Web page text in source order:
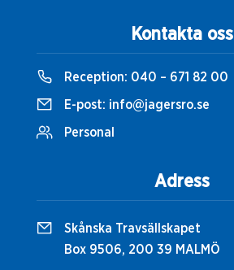
Kontakta oss
Reception: 040 – 671 82 00
E-post: info@jagersro.se
Personal
Adress
Skånska Travsällskapet
Box 9506, 200 39 MALMÖ